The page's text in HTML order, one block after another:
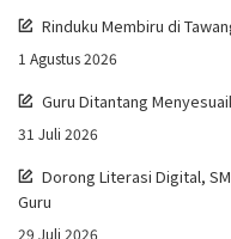
Rinduku Membiru di
1 Agustus 2026
Guru Ditantang
31 Juli 2026
Dorong Literasi Digital,
Guru
29 Juli 2026